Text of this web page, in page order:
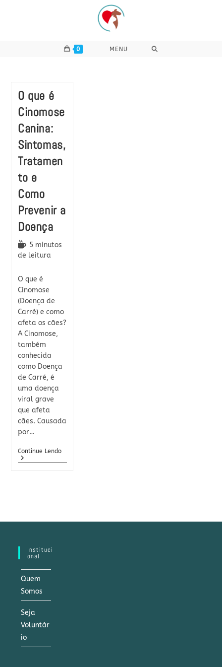
0 MENU
O que é
Cinomose
Canina:
Sintomas,
Tratamen
to e
Como
Prevenir a
Doença
Tempo
de
5 minutos
de leitura
O que é
Cinomose
(Doença de
Carré) e como
afeta os cães?
A Cinomose,
também
conhecida
como Doença
de Carré, é
uma doença
viral grave
que afeta
cães. Causada
por…
Continue LendoO
Prevenir
Instituci
Onal
Quem
Somos
Seja
Voluntár
io